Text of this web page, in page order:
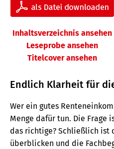
Inhaltsverzeichnis ansehen
Leseprobe ansehen
Titelcover ansehen
Endlich Klarheit für
Wer ein gutes
Menge dafür tun. Die Frage
das richtige? Schließlich ist
überblicken und die